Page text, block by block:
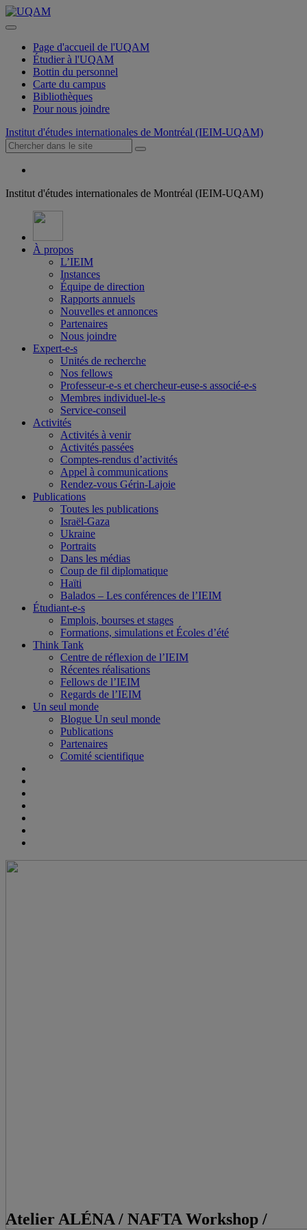
Page d'accueil de l'UQAM
Étudier à l'UQAM
Bottin du personnel
Carte du campus
Bibliothèques
Pour nous joindre
Institut d'études internationales de Montréal (IEIM-UQAM)
Institut d'études internationales de Montréal (IEIM-UQAM)
À propos
L’IEIM
Instances
Équipe de direction
Rapports annuels
Nouvelles et annonces
Partenaires
Nous joindre
Expert-e-s
Unités de recherche
Nos fellows
Professeur-e-s et chercheur-euse-s associé-e-s
Membres individuel-le-s
Service-conseil
Activités
Activités à venir
Activités passées
Comptes-rendus d’activités
Appel à communications
Rendez-vous Gérin-Lajoie
Publications
Toutes les publications
Israël-Gaza
Ukraine
Portraits
Dans les médias
Coup de fil diplomatique
Haïti
Balados – Les conférences de l’IEIM
Étudiant-e-s
Emplois, bourses et stages
Formations, simulations et Écoles d’été
Think Tank
Centre de réflexion de l’IEIM
Récentes réalisations
Fellows de l’IEIM
Regards de l’IEIM
Un seul monde
Blogue Un seul monde
Publications
Partenaires
Comité scientifique
Atelier ALÉNA / NAFTA Workshop /